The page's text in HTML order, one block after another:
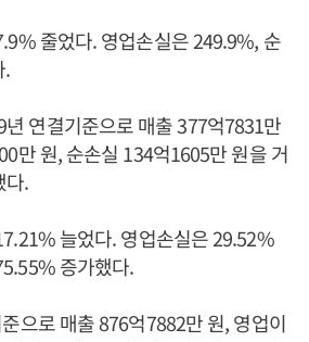
줄었다. 영업손실은 249.9%, 순
.
연결기준으로 매출 377억7831만
만 원, 순손실 134억1605만 원을 거
다.
늘었다. 영업손실은 29.52%
증가했다.
으로 매출 876억7882만 원, 영업이